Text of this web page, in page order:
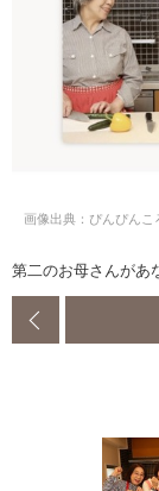
画像出典：ぴんぴん
第二のお母さんがあ